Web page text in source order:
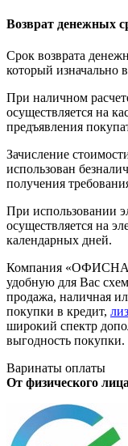
Возврат денежных
Срок возврата
который изначально
При наличном
осуществляется на
предъявления
Зачисление
использован
получения
При использовании
осуществляется на
календарных дней.
Компания
удобную для Вас
продажа, наличная
покупки в кредит,
широкий спектр
выгодность покупки.
Варинаты оплаты
От физического